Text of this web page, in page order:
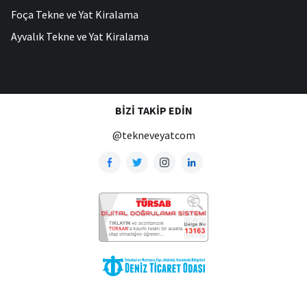
Foça Tekne ve Yat Kiralama
Ayvalık Tekne ve Yat Kiralama
BIZI TAKIP EDIN
@tekneveyatcom